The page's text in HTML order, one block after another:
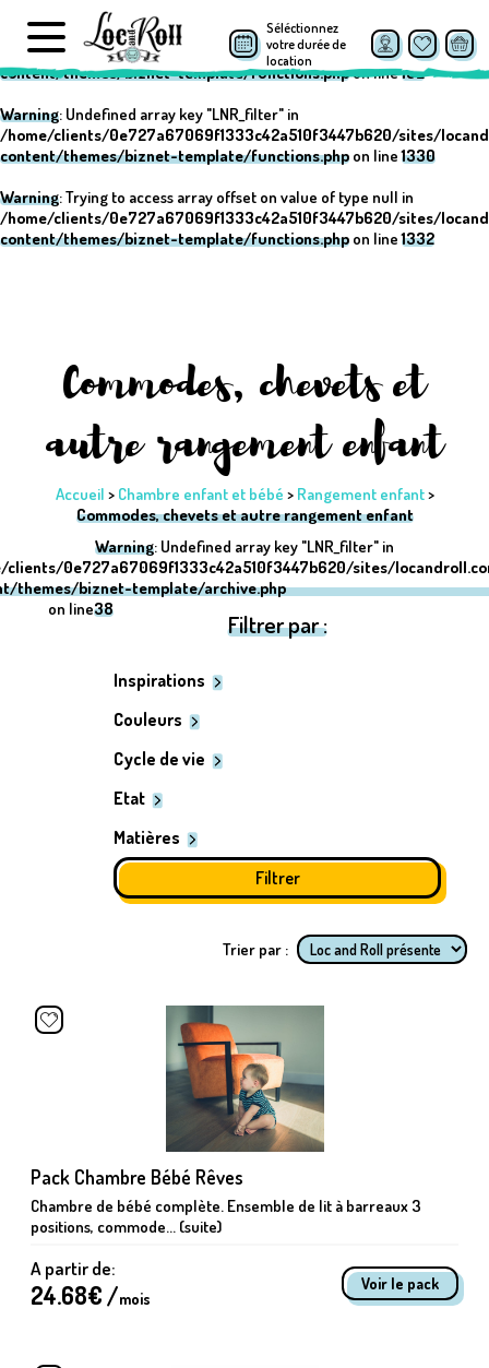
Warning: Undefined array key "post_type" in
/home/clients/0e727a67069f1333c42a510f3447b620/sites/
content/themes/biznet-template/functions.phpon line152
Warning: Undefined array key "LNR_filter" in
/home/clients/0e727a67069f1333c42a510f3447b620/sites/
content/themes/biznet-template/functions.php on line1330
Warning: Trying to access array offset on value of type null in
/home/clients/0e727a67069f1333c42a510f3447b620/sites/
content/themes/biznet-template/functions.php on line1332
Séléctionnez
votre durée de
location
Commodes, chevets et
autre rangement enfant
Accueil > Chambre enfant et bébé > Rangement enfant>
Commodes, chevets et autre rangement enfant
Warning: Undefined array key "LNR_filter" in
clients/0e727a67069f1333c42a510f3447b620/sites/
themes/biznet-template/archive.php
on line38
Filtrer par :
Inspirations
Couleurs
Cycle de vie
Etat
Matières
Trier par :
Pack Chambre Bébé Rêves
Chambre de bébé complète. Ensemble de lit à barreaux 3
positions, commode... (suite)
A partir de:
24.68€ /mois
Voir le pack